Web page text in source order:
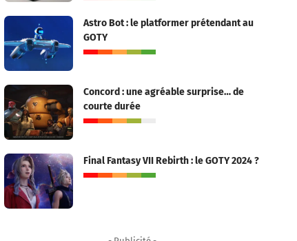
Astro Bot : le platformer prétendant au
GOTY
Concord : une agréable surprise… de
courte durée
Final Fantasy VII Rebirth : le GOTY 2024 ?